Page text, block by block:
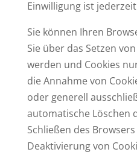
Einwilligung ist
Sie können Ihren
Sie über das Setzen
werden und Cookies
die Annahme von
oder generell
automatische Löschen
Schließen des
Deaktivierung von